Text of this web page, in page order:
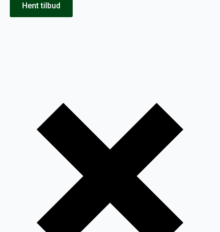
Hent tilbud